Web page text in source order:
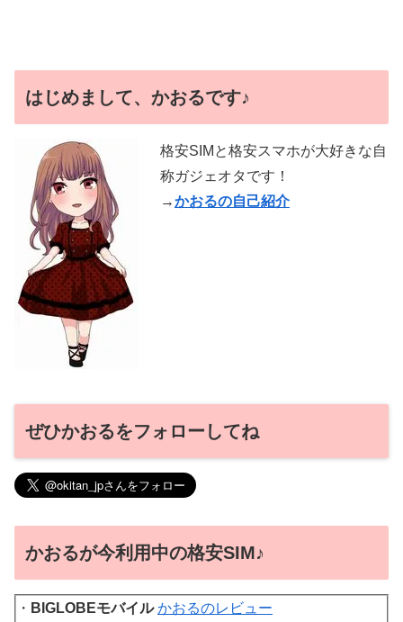
はじめまして、かおるです♪
格安SIMと格安スマホが大好きな自
称ガジェオタです！
→かおるの自己紹介
ぜひかおるをフォローしてね
かおるが今利用中の格安SIM♪
・ BIGLOBEモバイル かおるのレビュー